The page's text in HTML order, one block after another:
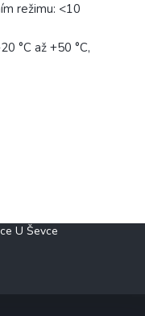
režimu: <10
°C až +50 °C,
U Ševce